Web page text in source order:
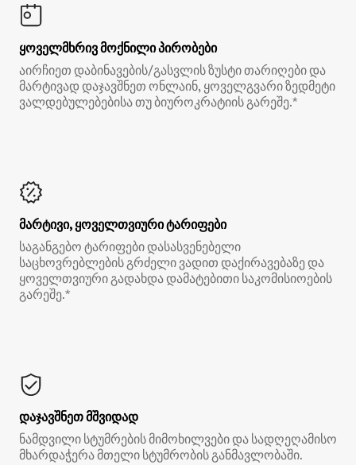
ყოველმხრივ მოქნილი პირობები
აირჩიეთ დაბინავების/გასვლის ზუსტი თარიღები და
მარტივად დაჯავშნეთ ონლაინ, ყოველგვარი ზედმეტი
ვალდებულებებისა თუ ბიუროკრატიის გარეშე.*
მარტივი, ყოველთვიური ტარიფები
საგანგებო ტარიფები დასასვენებელი
საცხოვრებლების გრძელი ვადით დაქირავებაზე და
ყოველთვიური გადახდა დამატებითი საკომისიოების
გარეშე.*
დაჯავშნეთ მშვიდად
ნამდვილი სტუმრების მიმოხილვები და სადღეღამისო
მხარდაჭერა მთელი სტუმრობის განმავლობაში.